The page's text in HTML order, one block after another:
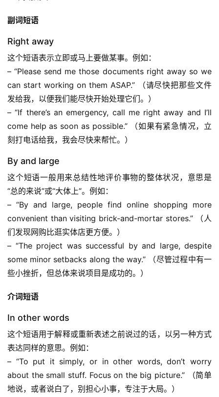
副词短语
Right away
这个短语表示立即或马上要做某事。例如：
– “Please send me those documents right away so we
can start working on them ASAP.” （请尽快把那些文件
发给我，以便我们能尽快开始处理它们。）
– “If there’s an emergency, call me right away and I’ll
come help as soon as possible.” （如果有紧急情况，立
刻打电话给我，我会尽快来帮忙。）
By and large
这个短语一般用来总结性地评价事物的整体状况，意思是
“总的来说”或“大体上”。例如：
– “By and large, people find online shopping more
convenient than visiting brick-and-mortar stores.” （人
们发现网购比逛实体店更方便。）
– “The project was successful by and large, despite
some minor setbacks along the way.” （尽管过程中有一
些小挫折，但总体来说项目是成功的。）
介词短语
In other words
这个短语用于解释或重新表述之前说过的话，以另一种方式
表达同样的意思。例如：
– “To put it simply, or in other words, don’t worry
about the small stuff. Focus on the big picture.” （简单
地说，或者说白了，别担心小事，专注于大局。）